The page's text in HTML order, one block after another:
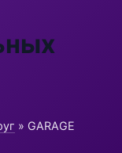
» GARAGE